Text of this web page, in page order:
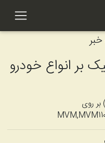
خبر
بر انواع خودرو
بر روی